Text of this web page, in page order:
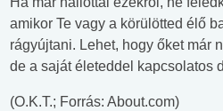
amikor Te vagy a körülötted élő
rágyújtani. Lehet, hogy őket már
de a saját életeddel kapcsolatos
(O.K.T.; Forrás: About.com)